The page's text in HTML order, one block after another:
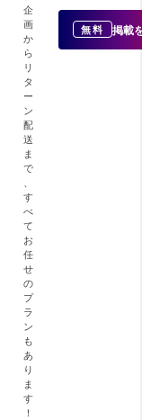
企
画
か
ら
リ
タ
ー
ン
配
送
ま
で
す
べ
て
お
任
せ
の
プ
ラ
ン
も
あ
り
ま
す
！
無料 掲載